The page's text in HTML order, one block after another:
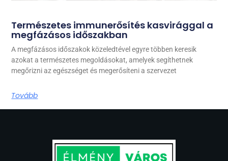
Természetes immunerősítés kasvirággal a
megfázásos időszakban
A megfázásos időszakok közeledtével egyre többen keresik
azokat a természetes megoldásokat, amelyek segíthetnek
megőrizni az egészséget és megerősíteni a szervezet
Tovább